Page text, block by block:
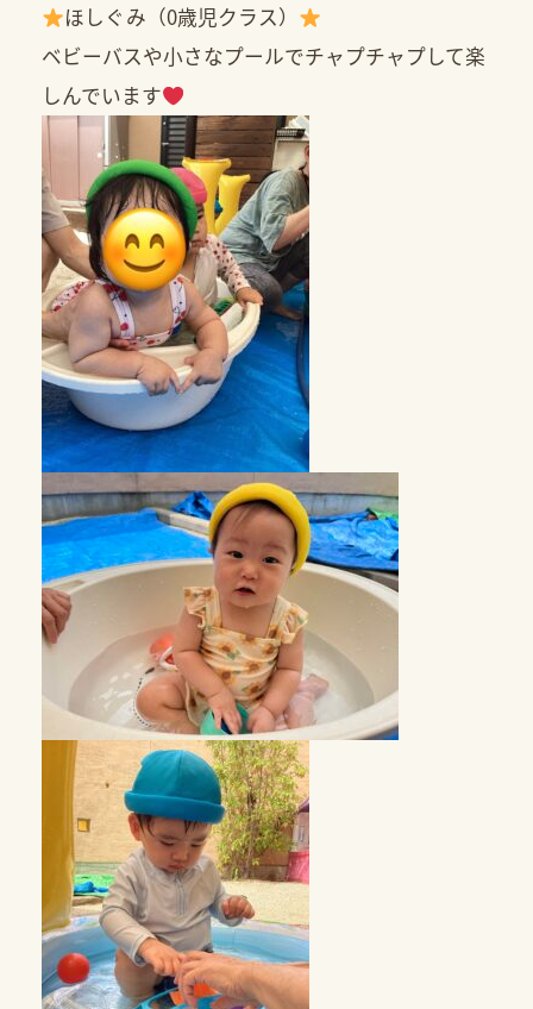
ほしぐみ（0歳児クラス）
ベビーバスや小さなプールでチャプチャプして楽
しんでいます